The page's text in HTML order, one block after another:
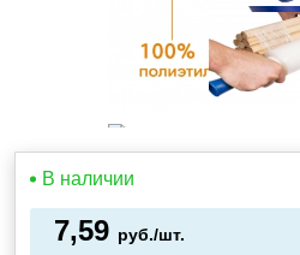
В наличии
7,59 руб./шт.